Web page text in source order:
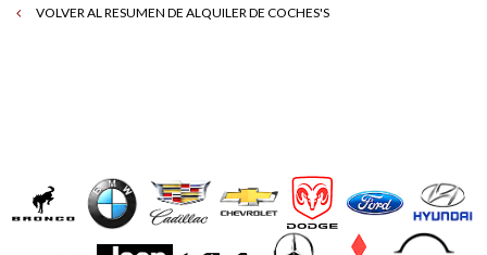
VOLVER AL RESUMEN DE ALQUILER DE COCHES'S